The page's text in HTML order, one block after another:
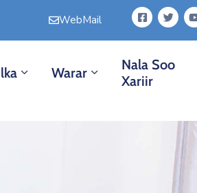
WebMail
Warar
Nala Soo
Xariir